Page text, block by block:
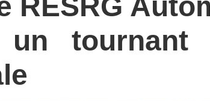
RESRG
un tournant